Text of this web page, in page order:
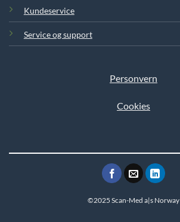
Kundeservice
Service og support
Personvern
Cookies
©2025 Scan-Med a|s Norway